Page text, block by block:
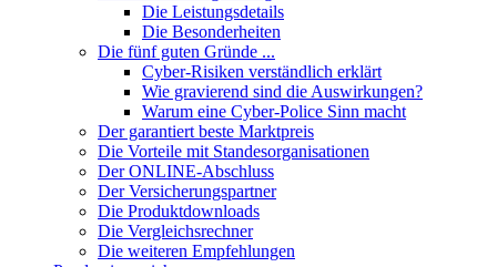
Die Leistungsdetails
Die Besonderheiten
Die fünf guten Gründe ...
Cyber-Risiken verständlich erklärt
Wie gravierend sind die Auswirkungen?
Warum eine Cyber-Police Sinn macht
Der garantiert beste Marktpreis
Die Vorteile mit Standesorganisationen
Der ONLINE-Abschluss
Der Versicherungspartner
Die Produktdownloads
Die Vergleichsrechner
Die weiteren Empfehlungen